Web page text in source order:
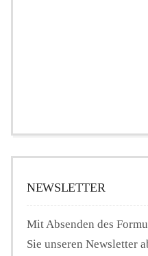
NEWSLETTER
Mit Absenden des
Sie unseren Newsletter